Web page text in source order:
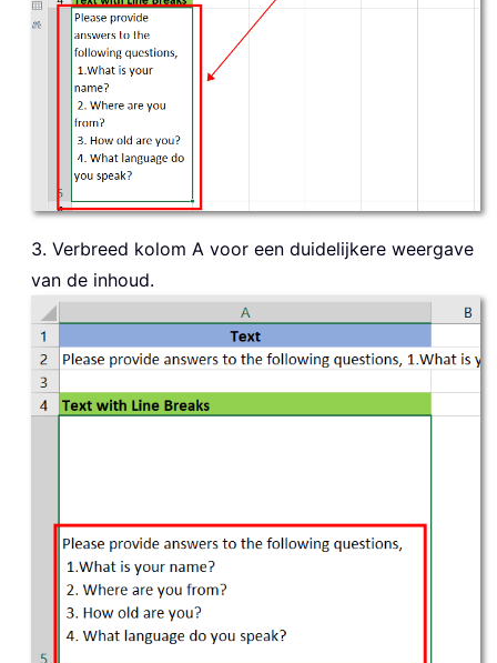
3. Verbreed kolom A voor een duidelijkere weergave
van de inhoud.